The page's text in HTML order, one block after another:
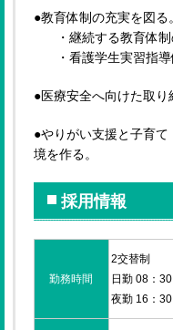
●教育体制の充実を図る。
・継続する教育体
・看護学生実習指
●医療安全へ向けた取り
●やりがい支援と子育
境を作る。
採用情報
勤務時間
2交替制
日勤 08：
夜勤 16：